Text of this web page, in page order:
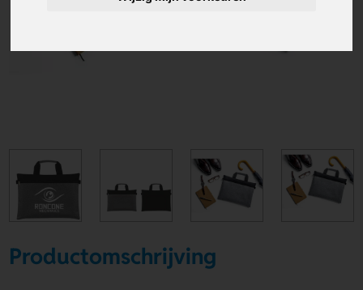
Productomschrijving